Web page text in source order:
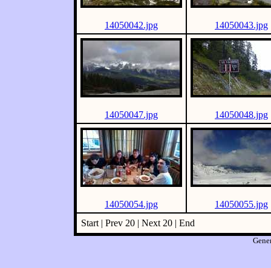
14050042.jpg 14050043.jpg
14050047.jpg 14050048.jpg
14050054.jpg
14050055.jpg
Start | Prev 20 | Next 20 | End